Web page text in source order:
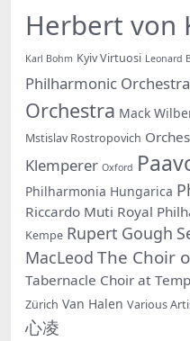
Herbert von
Karl Bohm Kyiv Virtuosi Leonard
Philharmonic Orchestra
Orchestra Mack
Mstislav Rostropovich
Klemperer Oxford
Philharmonia Hungarica
Riccardo Muti Royal
Kempe Rupert Gough
MacLeod The Choir
Tabernacle Choir at
Zürich Van Halen Various
心凌